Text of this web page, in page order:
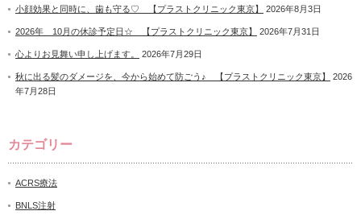
小顔効果と同時に、歯も守る♡ 【プラストクリニック東京】 2026年8月3日
2026年 10月の休診予定日☆ 【プラストクリニック東京】 2026年7月31日
心よりお見舞い申し上げます。 2026年7月29日
秋に出る髪のダメージを、今から始めて防ごう♪ 【プラストクリニック東京】
2026
年7月28日
カテゴリー
ACRS療法
BNLS注射